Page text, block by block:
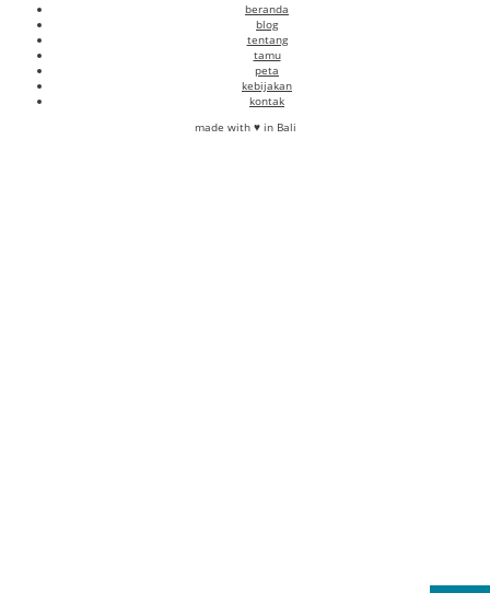
beranda
blog
tentang
tamu
peta
kebijakan
kontak
made with ♥ in Bali